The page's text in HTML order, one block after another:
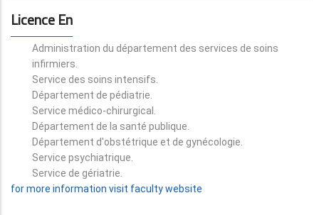
Licence En
Administration du département des services de soins
infirmiers.
Service des soins intensifs.
Département de pédiatrie.
Service médico-chirurgical.
Département de la santé publique.
Département d'obstétrique et de gynécologie.
Service psychiatrique.
Service de gériatrie.
for more information visit faculty website